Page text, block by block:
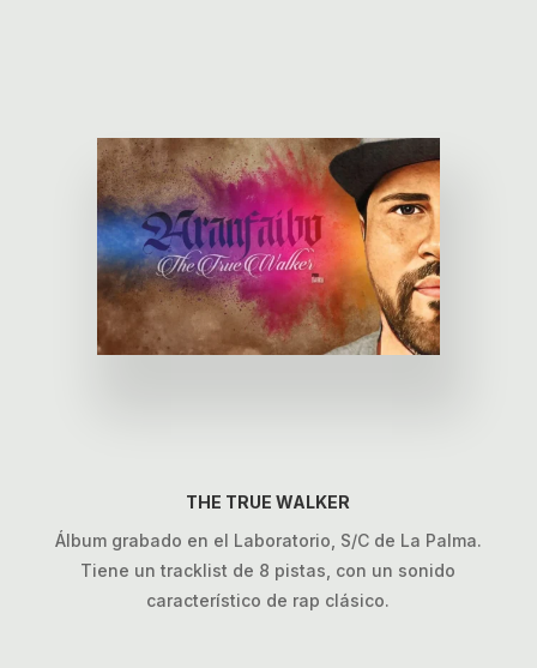
THE TRUE WALKER
Álbum grabado en el Laboratorio, S/C de La Palma.
Tiene un tracklist de 8 pistas, con un sonido
característico de rap clásico.